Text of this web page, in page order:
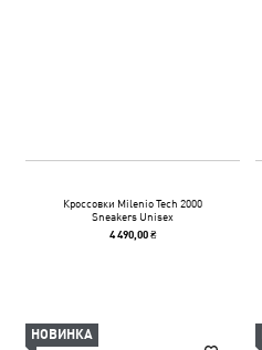
Кроссовки Milenio Tech 2000
Sneakers Unisex
4 490,00 ₴
НОВИНКА